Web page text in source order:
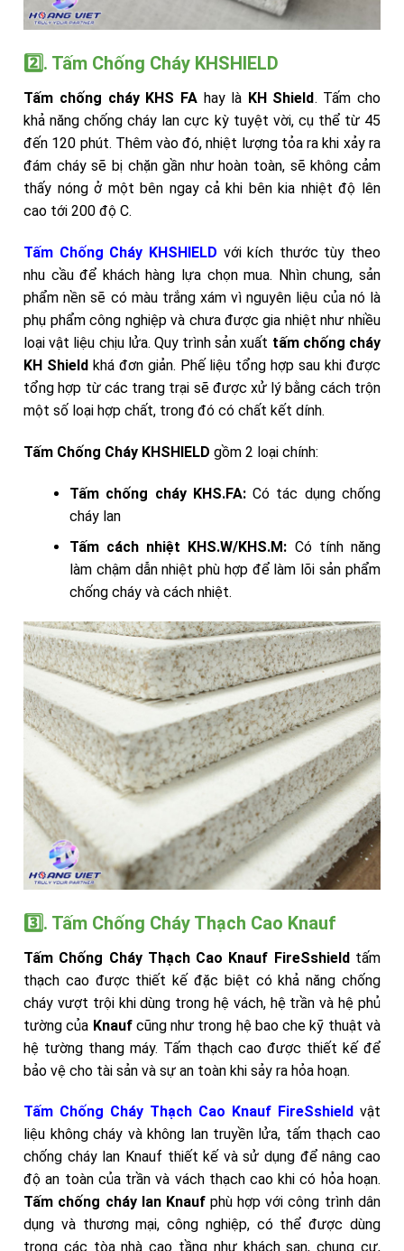
2️⃣. Tấm Chống Cháy KHSHIELD
Tấm chống cháy KHS FAhay là KH Shield. Tấm cho
khả năng chống cháy lan cực kỳ tuyệt vời, cụ thể từ 45
đến 120 phút. Thêm vào đó, nhiệt lượng tỏa ra khi xảy ra
đám cháy sẽ bị chặn gần như hoàn toàn, sẽ không cảm
thấy nóng ở một bên ngay cả khi bên kia nhiệt độ lên
cao tới 200 độ C.
Tấm Chống Cháy KHSHIELD với kích thước tùy theo
nhu cầu để khách hàng lựa chọn mua. Nhìn chung, sản
phẩm nền sẽ có màu trắng xám vì nguyên liệu của nó là
phụ phẩm công nghiệp và chưa được gia nhiệt như nhiều
loại vật liệu chịu lửa. Quy trình sản xuất tấm chống cháy
KH Shield khá đơn giản. Phế liệu tổng hợp sau khi được
tổng hợp từ các trang trại sẽ được xử lý bằng cách trộn
một số loại hợp chất, trong đó có chất kết dính.
Tấm Chống Cháy KHSHIELD gồm 2 loại chính:
Tấm chống cháy KHS.FA:Có tác dụng chống
cháy lan
Tấm cách nhiệt KHS.W/KHS.M: Có tính năng
làm chậm dẫn nhiệt phù hợp để làm lõi sản phẩm
chống cháy và cách nhiệt.
3️⃣. Tấm Chống Cháy Thạch Cao Knauf
Tấm Chống Cháy Thạch Cao Knauf FireSshieldtấm
thạch cao được thiết kế đặc biệt có khả năng chống
cháy vượt trội khi dùng trong hệ vách, hệ trần và hệ phủ
tường của Knaufcũng như trong hệ bao che kỹ thuật và
hệ tường thang máy. Tấm thạch cao được thiết kế để
bảo vệ cho tài sản và sự an toàn khi sảy ra hỏa hoạn.
Tấm Chống Cháy Thạch Cao Knauf FireSshield vật
liệu không cháy và không lan truyền lửa, tấm thạch cao
chống cháy lan Knauf thiết kế và sử dụng để nâng cao
độ an toàn của trần và vách thạch cao khi có hỏa hoạn.
Tấm chống cháy lan Knauf phù hợp với công trình dân
dụng và thương mại, công nghiệp, có thể được dùng
trong các tòa nhà cao tầng như khách sạn, chung cư,